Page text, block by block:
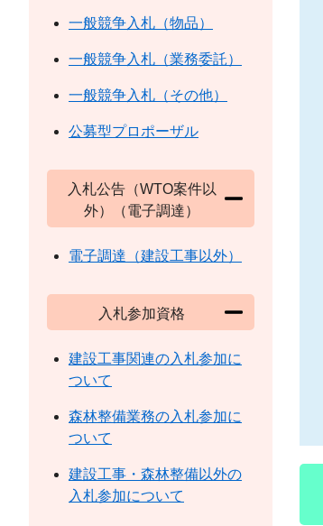
一般競争入札（物品）
一般競争入札（業務委託）
一般競争入札（その他）
公募型プロポーザル
入札公告（WTO案件以
外）（電子調達）
電子調達（建設工事以外）
入札参加資格
建設工事関連の入札参加に
ついて
森林整備業務の入札参加に
ついて
建設工事・森林整備以外の
入札参加について